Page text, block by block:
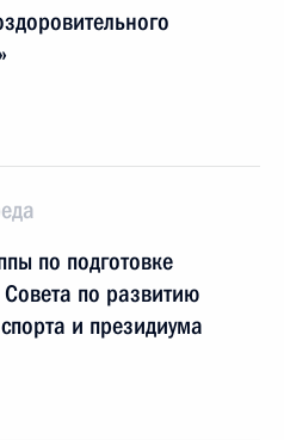
по подготовке
по развитию
и президиума